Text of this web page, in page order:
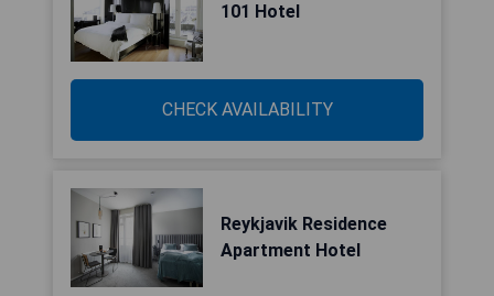
101 Hotel
CHECK AVAILABILITY
Reykjavik Residence
Apartment Hotel